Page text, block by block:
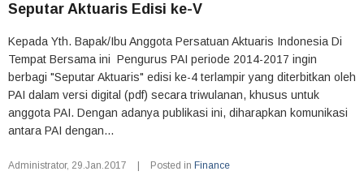
Seputar Aktuaris Edisi ke-V
Kepada Yth. Bapak/Ibu Anggota Persatuan Aktuaris Indonesia Di
Tempat Bersama ini Pengurus PAI periode 2014-2017 ingin
berbagi "Seputar Aktuaris" edisi ke-4 terlampir yang diterbitkan oleh
PAI dalam versi digital (pdf) secara triwulanan, khusus untuk
anggota PAI. Dengan adanya publikasi ini, diharapkan komunikasi
antara PAI dengan...
Administrator, 29.Jan.2017 Posted in Finance